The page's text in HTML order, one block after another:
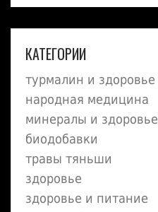
КАТЕГОРИИ
турмалин и здоровье
народная медицина
минералы и здоровье
биодобавки
травы тяньши
здоровье
здоровье и питание